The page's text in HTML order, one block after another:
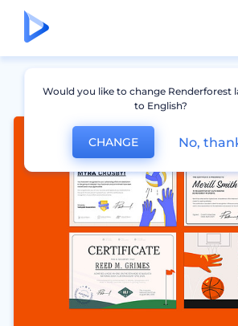
Would you like to change Renderforest
to English?
CHANGE No,